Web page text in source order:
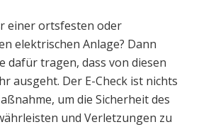
einer ortsfesten oder
elektrischen Anlage? Dann
dafür tragen, dass von diesen
ausgeht. Der E-Check ist nichts
um die Sicherheit des
und Verletzungen zu